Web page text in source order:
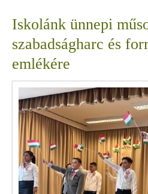
Iskolánk ünnepi
szabadságharc és
emlékére